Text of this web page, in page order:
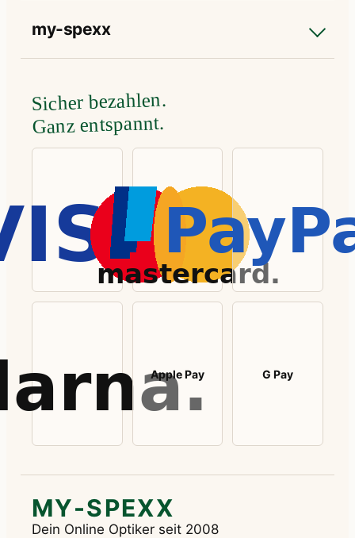
my-spexx
Sicher bezahlen.
Ganz entspannt.
Apple Pay G Pay
MY-SPEXX
Dein Online Optiker seit 2008